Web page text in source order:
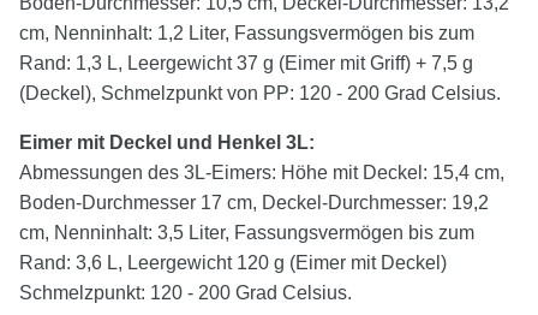
cm, Nenninhalt: 1,2 Liter, Fassungsvermögen bis zum
Rand: 1,3 L, Leergewicht 37 g (Eimer mit Griff) + 7,5 g
(Deckel), Schmelzpunkt von PP: 120 - 200 Grad Celsius.
Eimer mit Deckel und Henkel 3L:
Abmessungen des 3L-Eimers: Höhe mit Deckel: 15,4 cm,
Boden-Durchmesser 17 cm, Deckel-Durchmesser: 19,2
cm, Nenninhalt: 3,5 Liter, Fassungsvermögen bis zum
Rand: 3,6 L, Leergewicht 120 g (Eimer mit Deckel)
Schmelzpunkt: 120 - 200 Grad Celsius.